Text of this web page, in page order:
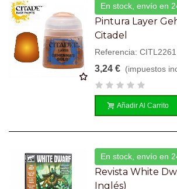
En stock, envío en
Pintura Layer
Citadel
Referencia: CITL2261
3,24 € (impuestos
Añadir Al Carrito
En stock, envío en
Revista White
Inglés)